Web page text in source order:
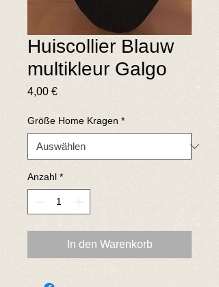
Huiscollier Blauw
multikleur Galgo
4,00 €Preis
Größe Home Kragen *
Anzahl *
In den Warenkorb